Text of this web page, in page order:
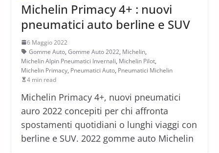
Michelin Primacy 4+ : nuovi
pneumatici auto berline e SUV
6 Maggio 2022
Gomme Auto, Gomme Auto 2022, Michelin,
Michelin Alpin Pneumatici Invernali, Michelin Pilot,
Michelin Primacy, Pneumatici Auto, Pneumatici Michelin
4 min read
Michelin Primacy 4+, nuovi pneumatici
auro 2022 concepiti per chi affronta
spostamenti quotidiani o lunghi viaggi con
berline e SUV. 2022 gomme auto Michelin